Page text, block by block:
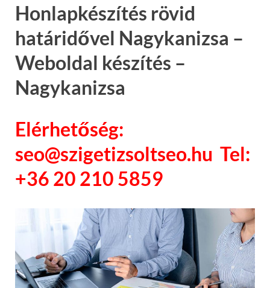
Honlapkészítés rövid
határidővel Nagykanizsa –
Weboldal készítés –
Nagykanizsa
Elérhetőség:
seo@szigetizsoltseo.hu Tel:
+36 20 210 5859